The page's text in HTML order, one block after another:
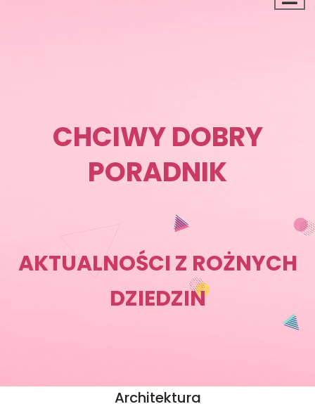
CHCIWY DOBRY
PORADNIK
AKTUALNOŚCI Z ROŻNYCH
DZIEDZIN
Architektura